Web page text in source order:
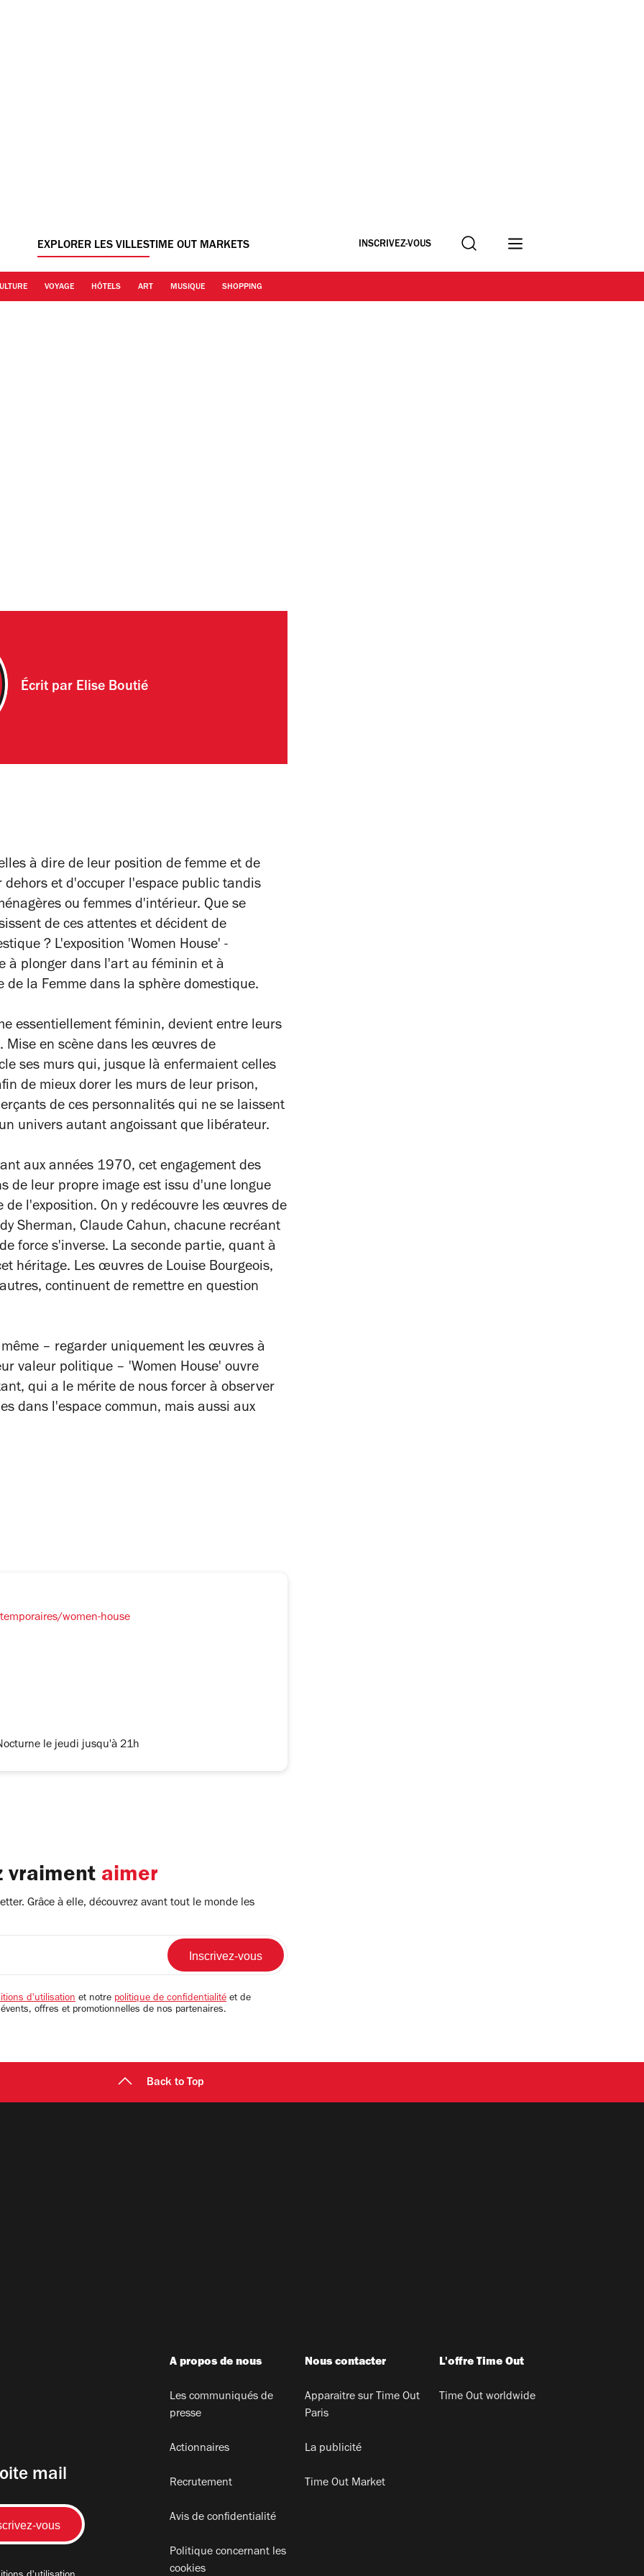
EXPLORER LES VILLESTIME OUT MARKETS INSCRIVEZ-VOUS Recherche
VOYAGE HÔTELS ART MUSIQUE SHOPPING
Écrit par Elise Boutié
à dire de leur position de femme et de
et d'occuper l'espace public tandis
ou femmes d'intérieur. Que se
de ces attentes et décident de
? L'exposition 'Women House' -
à plonger dans l'art au féminin et à
la Femme dans la sphère domestique.
essentiellement féminin, devient entre leurs
en scène dans les œuvres de
ses murs qui, jusque là enfermaient celles
de mieux dorer les murs de leur prison,
de ces personnalités qui ne se laissent
univers autant angoissant que libérateur.
aux années 1970, cet engagement des
de leur propre image est issu d'une longue
l'exposition. On y redécouvre les œuvres de
Sherman, Claude Cahun, chacune recréant
force s'inverse. La seconde partie, quant à
héritage. Les œuvres de Louise Bourgeois,
continuent de remettre en question
– regarder uniquement les œuvres à
valeur politique – 'Women House' ouvre
qui a le mérite de nous forcer à observer
dans l'espace commun, mais aussi aux
women-house
le jeudi jusqu'à 21h
vraiment aimer
Grâce à elle, découvrez avant tout le monde les
d'utilisation et notre politique de confidentialité et de
offres et promotionnelles de nos partenaires.
Back to Top
mail
A propos de nous
Les communiqués de
presse
Actionnaires
Recrutement
Avis de confidentialité
Politique concernant les
cookies
Nous contacter
Apparaitre sur Time Out
Paris
La publicité
Time Out Market
L'offre Time Out
Time Out worldwide